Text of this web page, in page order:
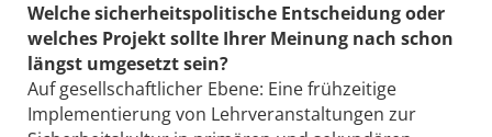
Welche sicherheitspolitische Entscheidung oder
welches Projekt sollte Ihrer Meinung nach schon
längst umgesetzt sein?
Auf gesellschaftlicher Ebene: Eine frühzeitige
Implementierung von Lehrveranstaltungen zur